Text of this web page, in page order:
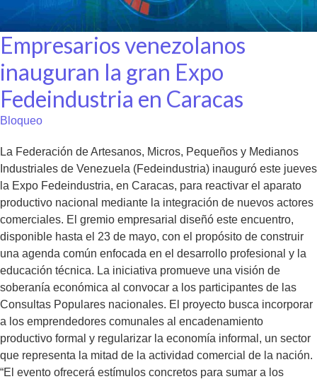
Empresarios venezolanos
inauguran la gran Expo
Fedeindustria en Caracas
Bloqueo
La Federación de Artesanos, Micros, Pequeños y Medianos
Industriales de Venezuela (Fedeindustria) inauguró este jueves
la Expo Fedeindustria, en Caracas, para reactivar el aparato
productivo nacional mediante la integración de nuevos actores
comerciales. El gremio empresarial diseñó este encuentro,
disponible hasta el 23 de mayo, con el propósito de construir
una agenda común enfocada en el desarrollo profesional y la
educación técnica. La iniciativa promueve una visión de
soberanía económica al convocar a los participantes de las
Consultas Populares nacionales. El proyecto busca incorporar
a los emprendedores comunales al encadenamiento
productivo formal y regularizar la economía informal, un sector
que representa la mitad de la actividad comercial de la nación.
“El evento ofrecerá estímulos concretos para sumar a los